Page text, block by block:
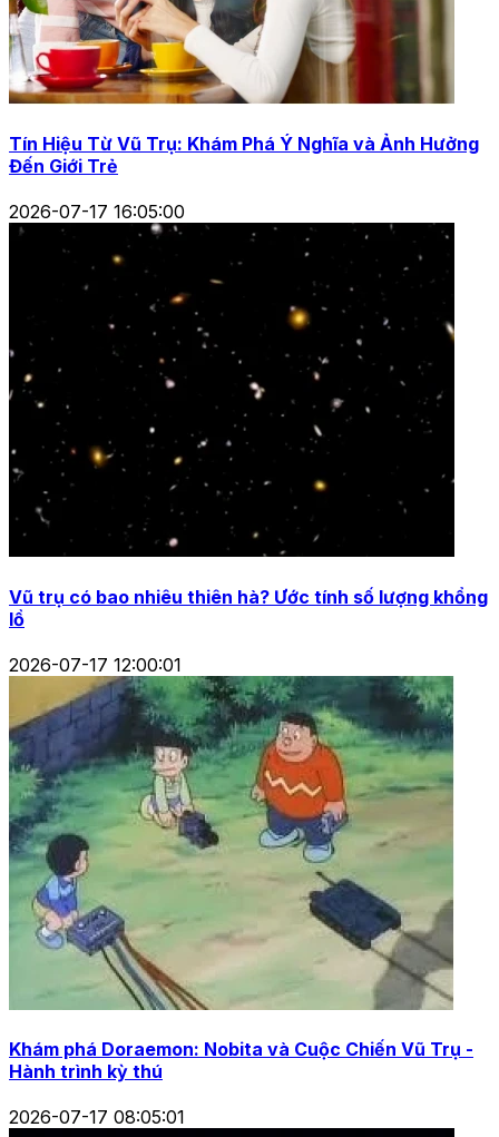
Tín Hiệu Từ Vũ Trụ: Khám Phá Ý Nghĩa và Ảnh Hưởng
Đến Giới Trẻ
2026-07-17 16:05:00
Vũ trụ có bao nhiêu thiên hà? Ước tính số lượng khổng
lồ
2026-07-17 12:00:01
Khám phá Doraemon: Nobita và Cuộc Chiến Vũ Trụ -
Hành trình kỳ thú
2026-07-17 08:05:01